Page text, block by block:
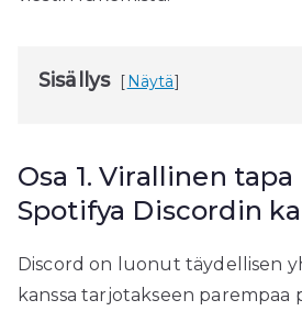
Sisällys Näytä
Osa 1. Virallinen
Spotifya Discordin
Discord on luonut täydellisen
kanssa tarjotakseen parempaa